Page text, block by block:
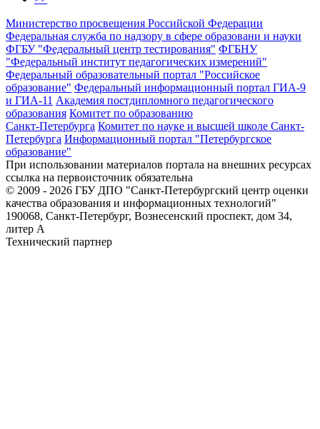
Министерство просвещения Российской Федерации
Федеральная служба по надзору в сфере образовани и науки
ФГБУ "Федеральный центр тестирования" ФГБНУ
"Федеральный институт педагогических измерений"
Федеральный образовательный портал "Российское
образование" Федеральный информационный портал ГИА-9
и ГИА-11 Академия постдипломного педагогического
образования Комитет по образованию
Санкт-Петербурга Комитет по науке и высшей школе Санкт-
Петербурга Информационный портал "Петербургское
образование"
При использовании материалов портала на внешних ресурсах
ссылка на первоисточник обязательна
© 2009 - 2026 ГБУ ДПО "Санкт-Петербургский центр оценки
качества образования и информационных технологий"
190068, Санкт-Петербург, Вознесенский проспект, дом 34,
литер А
Технический партнер